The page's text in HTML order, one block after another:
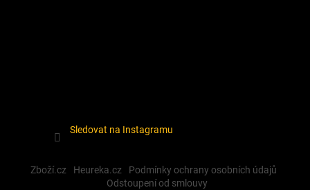
Sledovat na Instagramu
Zboží.cz Heureka.cz
Podmínky ochrany osobních údajů
Odstoupení od smlouvy